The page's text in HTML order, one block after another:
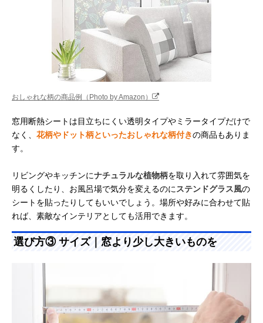
おしゃれな柄の商品例（Photo by Amazon）
窓用断熱シートは目立ちにくい透明タイプやミラータイプだけで
なく、 花柄やドット柄といったおしゃれな柄付きの商品もありま
す。
リビングやキッチンにナチュラルな植物柄を取り入れて雰囲気を
明るくしたり、お風呂場で気分を変えるのに ステンドグラス風の
シートを貼ったりしてもいいでしょう。場所や好みに合わせて貼
れば、素敵なインテリアとしても活用できます。
選び方③ サイズ｜窓より少し大きいものを